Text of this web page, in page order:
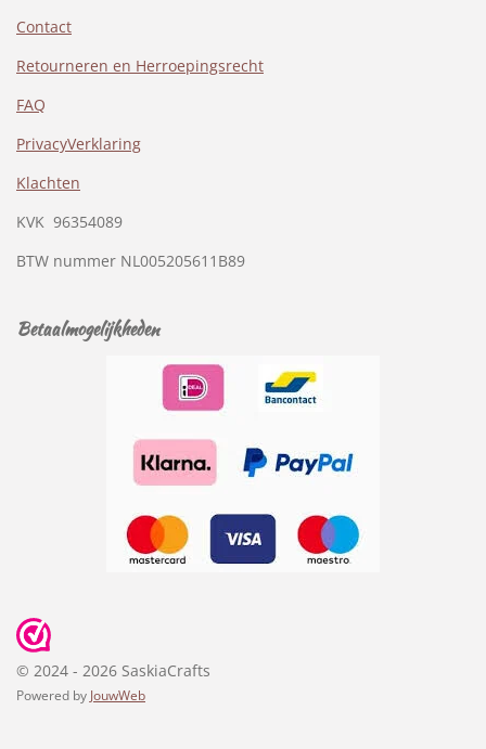
Contact
Retourneren en Herroepingsrecht
FAQ
PrivacyVerklaring
Klachten
KVK 96354089
BTW nummer NL005205611B89
Betaalmogelijkheden
© 2024 - 2026 SaskiaCrafts
Powered by JouwWeb